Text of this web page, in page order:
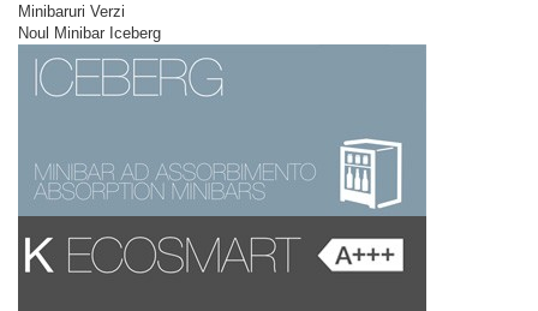
Minibaruri Verzi
Noul Minibar Iceberg